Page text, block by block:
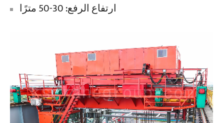
المشاريع
المدونات
أخبار
التطبيقات
ارتفاع الرفع: 30-50 مترًا